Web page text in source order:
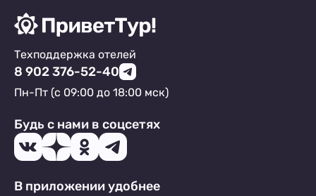
Техподдержка отелей
8 902 376-52-40
Пн-Пт (с 09:00 до 18:00 мск)
Будь с нами в соцсетях
В приложении удобнее